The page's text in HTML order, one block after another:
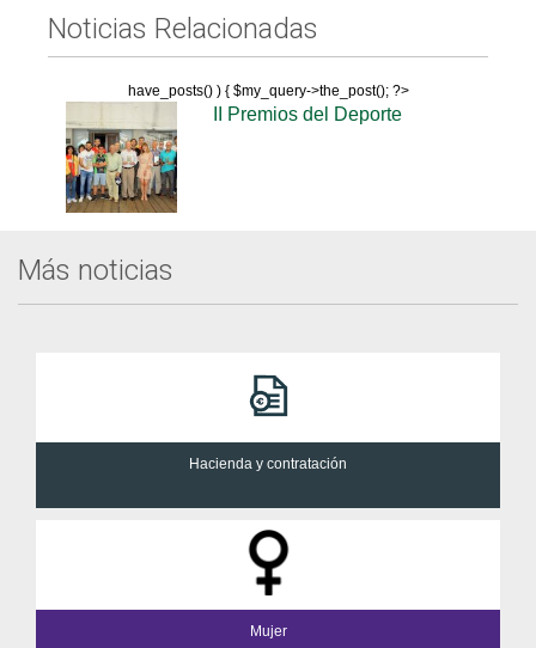
Noticias Relacionadas
have_posts() ) { $my_query->the_post(); ?>
II Premios del Deporte
Más noticias
Hacienda y contratación
Mujer